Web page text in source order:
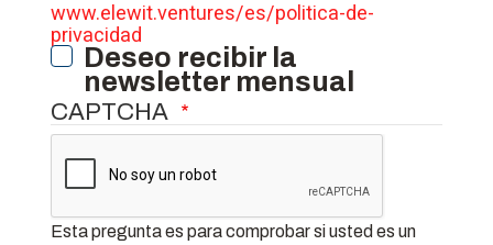
www.elewit.ventures/es/politica-de-
privacidad
Deseo recibir la
newsletter mensual
CAPTCHA
Esta pregunta es para comprobar si usted es un